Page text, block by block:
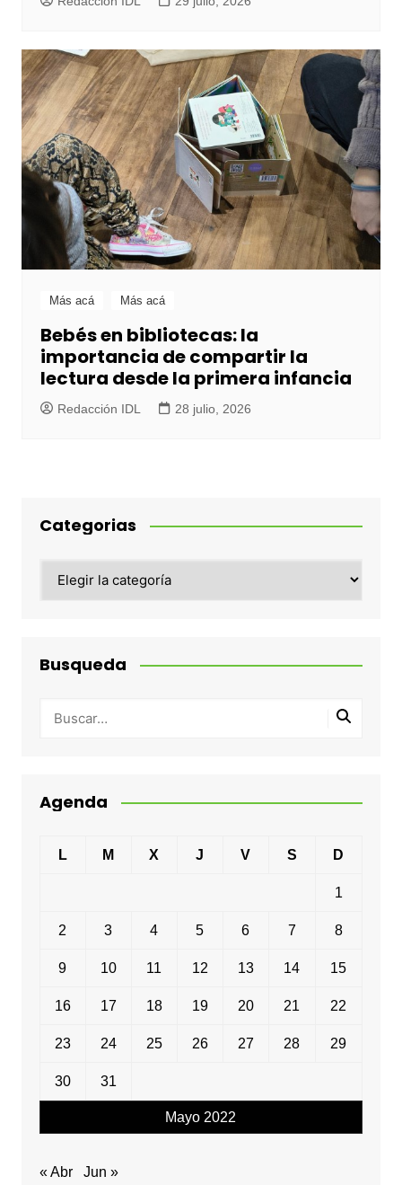
Más acá Más acá
Bebés en bibliotecas: la
importancia de compartir la
lectura desde la primera infancia
Redacción IDL 28 julio, 2026
Categorias
Busqueda
Agenda
Mayo 2022
L M X J V S D
1
2 3 4 5 6 7 8
9 10 11 12 13 14 15
16 17 18 19 20 21 22
23 24 25 26 27 28 29
30 31
« Abr Jun »